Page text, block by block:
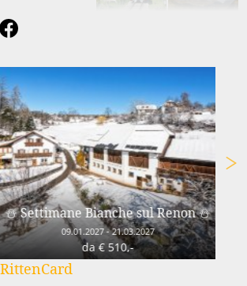
Bianche sul Renon ☃️
09.01.2027 - 21.03.2027
da € 510,-